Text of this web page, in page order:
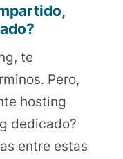
te
Pero,
hosting
dedicado?
entre estas